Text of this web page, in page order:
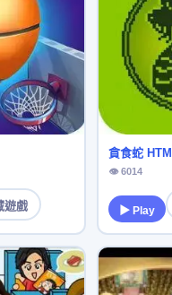
遊戲
貪食蛇
👁 6014
▶ Play